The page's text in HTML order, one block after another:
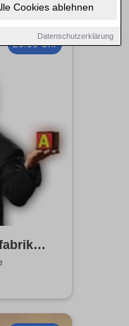
Cookies ablehnen
Datenschutzerklärung
20:00 Uhr